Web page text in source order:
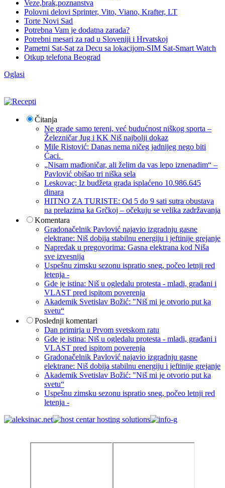
Veze,brak,poznanstva
Polovni delovi Sprinter, Vito, Viano, Krafter, LT
Torte Novi Sad
Potrebna Vam je dodatna zarada?
Potrebni mesari za rad u Sloveniji i Hrvatskoj
Pametni Sat-Sat za Decu sa lokacijom-SIM Sat-Smart Watch
Otkup telefona Beograd
Oglasi
Čitanja
Ne grade samo tereni, već budućnost niškog sporta –
Železničar Jug i KK Niš najbolji dokaz
Mile Ristović: Danas nema ničeg jadnijeg nego biti
Ćaci.
„Nisam mađioničar, ali želim da vas lepo iznenadim“ –
Pavlović obišao tri niška sela
Leskovac; Iz budžeta grada isplaćeno 10.986.645
dinara
HITNO ZA TURISTE: Od 5 do 9 sati sutra obustava
na prelazima ka Grčkoj – očekuju se velika zadržavanja
Komentara
Gradonačelnik Pavlović najavio izgradnju gasne
elektrane: Niš dobija stabilnu energiju i jeftinije grejanje
Napredak u pregovorima: Gasna elektrana kod Niša
sve izvesnija
Uspešnu zimsku sezonu ispratio sneg, počeo letnji red
letenja -
Gde je istina: Niš u ogledalu protesta - mladi, građani i
VLAST pred ispitom poverenja
Akademik Svetislav Božić: "Niš mi je otvorio put ka
svetu“
Poslednji komentari
Dan primirja u Prvom svetskom ratu
Gde je istina: Niš u ogledalu protesta - mladi, građani i
VLAST pred ispitom poverenja
Gradonačelnik Pavlović najavio izgradnju gasne
elektrane: Niš dobija stabilnu energiju i jeftinije grejanje
Akademik Svetislav Božić: "Niš mi je otvorio put ka
svetu“
Uspešnu zimsku sezonu ispratio sneg, počeo letnji red
letenja -